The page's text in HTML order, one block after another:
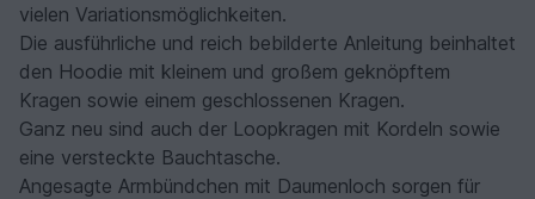
vielen Variationsmöglichkeiten.
Die ausführliche und reich bebilderte Anleitung beinhaltet
den Hoodie mit kleinem und großem geknöpftem
Kragen sowie einem geschlossenen Kragen.
Ganz neu sind auch der Loopkragen mit Kordeln sowie
eine versteckte Bauchtasche.
Angesagte Armbündchen mit Daumenloch sorgen für